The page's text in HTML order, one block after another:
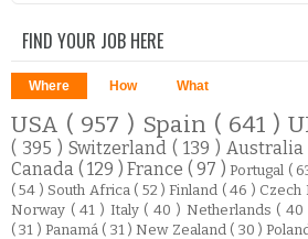
FIND YOUR JOB HERE
Where How What
USA ( 957 ) Spain ( 641 )
( 395 ) Switzerland ( 139 ) Australia
Canada ( 129 )France ( 97 )Portugal (
( 54 ) South Africa ( 52 )Finland ( 46 ) Czech
Norway ( 41 ) Italy ( 40 ) Netherlands (
( 31 )Panamá ( 31 ) New Zealand ( 30 )Poland